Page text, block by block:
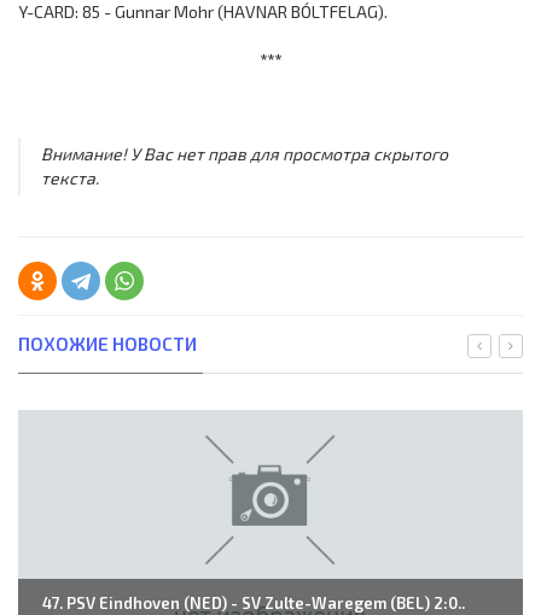
Y-CARD: 85 - Gunnar Mohr (HAVNAR BÓLTFELAG).
***
Внимание! У Вас нет прав для просмотра скрытого
текста.
ПОХОЖИЕ НОВОСТИ
47. PSV Eindhoven (NED) - SV Zulte-Waregem (BEL) 2:0..